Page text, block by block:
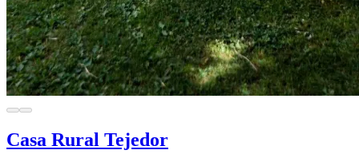
Casa Rural Tejedor